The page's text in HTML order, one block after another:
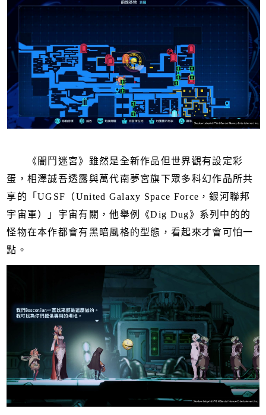
《闇鬥迷宮》雖然是全新作品但世界觀有設定彩
蛋，相澤誠吾透露與萬代南夢宮旗下眾多科幻作品所共
享的「UGSF（United Galaxy Space Force，銀河聯邦
宇宙軍）」宇宙有關，他舉例《Dig Dug》系列中的的
怪物在本作都會有黑暗風格的型態，看起來才會可怕一
點。